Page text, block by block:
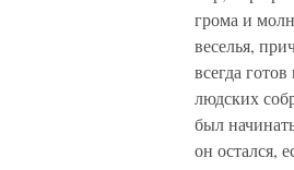
грома и
веселья,
всегда
людских
был
он остался,